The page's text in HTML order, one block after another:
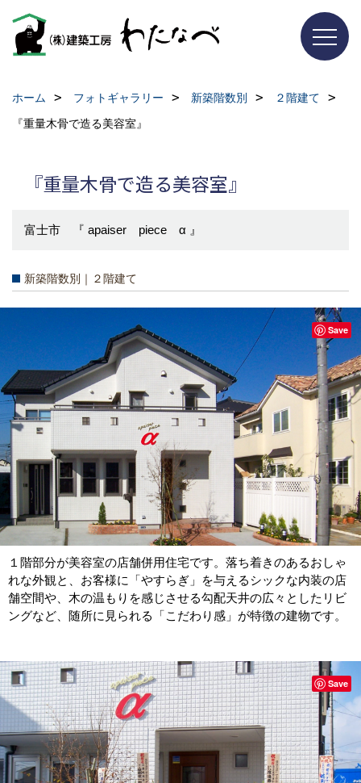
ホーム フォトギャラリー 新築階数別
２階建て
『重量木骨で造る美容室』
『重量木骨で造る美容室』
富士市 『 apaiser piece α 』
新築階数別｜２階建て
１階部分が美容室の店舗併用住宅です。落ち着きのあるおしゃ
れな外観と、お客様に「やすらぎ」を与えるシックな内装の店
舗空間や、木の温もりを感じさせる勾配天井の広々としたリビ
ングなど、随所に見られる「こだわり感」が特徴の建物です。
Save
Save